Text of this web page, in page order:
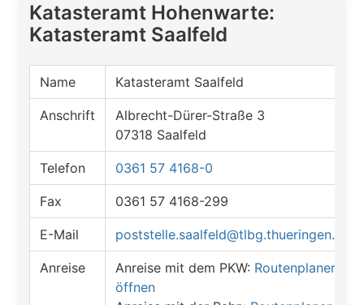
Katasteramt Hohenwarte:
Katasteramt Saalfeld
Name Katasteramt Saalfeld
Anschrift
Albrecht-Dürer-Straße 3
07318 Saalfeld
Telefon 0361 57 4168-0
Fax 0361 57 4168-299
E-Mail poststelle.saalfeld@tlbg.thueringen.de
Anreise Anreise mit dem PKW: Routenplaner
öffnen